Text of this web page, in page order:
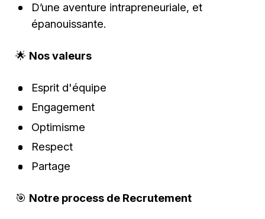
D’une aventure intrapreneuriale, et
épanouissante.
🌟 Nos valeurs
Esprit d'équipe
Engagement
Optimisme
Respect
Partage
🎯 Notre process de Recrutement